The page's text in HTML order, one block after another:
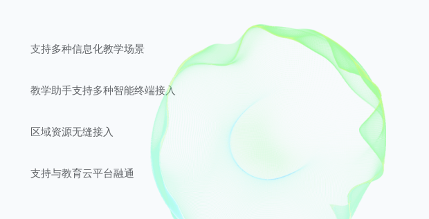
支持多种信息化教学场景
教学助手支持多种智能终端接入
区域资源无缝接入
支持与教育云平台融通